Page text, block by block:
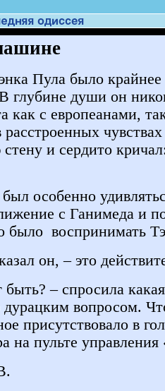
Пула было
глубине души он
как с европеанами,
и сердито
особенно
с Ганимеда и
воспринимать
он, – это
– спросила
вопросом.
присутствовало в
на пульте